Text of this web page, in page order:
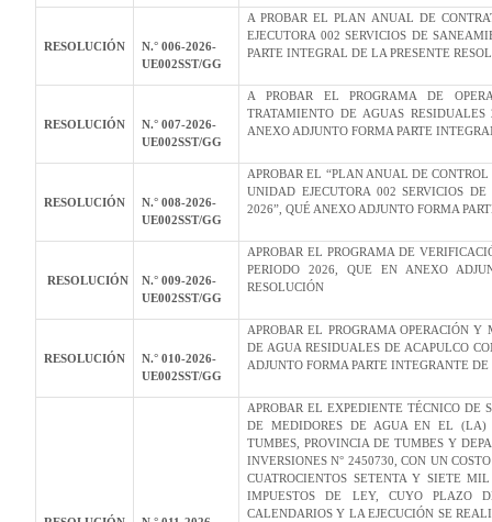
RESOLUCIÓN
N.° 006-2026-
UE002SST/GG
A PROBAR EL PLAN ANUAL DE
EJECUTORA 002 SERVICIOS DE
PARTE INTEGRAL DE LA PRESENTE
RESOLUCIÓN
N.° 007-2026-
UE002SST/GG
A PROBAR EL PROGRAMA DE
TRATAMIENTO DE AGUAS
ANEXO ADJUNTO FORMA PARTE
RESOLUCIÓN
N.° 008-2026-
UE002SST/GG
APROBAR EL “PLAN ANUAL DE
UNIDAD EJECUTORA 002 SERVICIOS
2026”, QUÉ ANEXO ADJUNTO FORMA
RESOLUCIÓN
N.° 009-2026-
UE002SST/GG
APROBAR EL PROGRAMA DE
PERIODO 2026, QUE EN ANEXO
RESOLUCIÓN
RESOLUCIÓN
N.° 010-2026-
UE002SST/GG
APROBAR EL PROGRAMA OPERACIÓN
DE AGUA RESIDUALES DE ACAPULCO
ADJUNTO FORMA PARTE INTEGRANTE
APROBAR EL EXPEDIENTE TÉCNICO DE
DE MEDIDORES DE AGUA EN EL (LA)
TUMBES, PROVINCIA DE TUMBES Y
INVERSIONES N° 2450730, CON UN
CUATROCIENTOS SETENTA Y SIETE
IMPUESTOS DE LEY, CUYO PLAZO
CALENDARIOS Y LA EJECUCIÓN SE